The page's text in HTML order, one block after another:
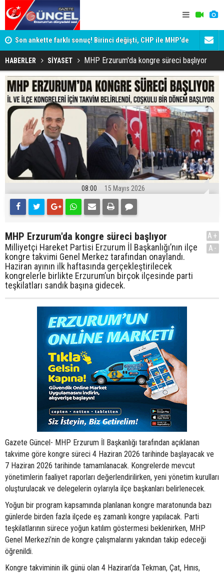
Son ankette farklı sonuç! Birinci değişti, CHP ile MHP'de
büyük kayıp
HABERLER SİYASET MHP Erzurum'da kongre süreci başlıyor
08:00 15 Mayıs 2026
MHP Erzurum'da kongre süreci başlıyor
Milliyetçi Hareket Partisi Erzurum İl Başkanlığı’nın ilçe
kongre takvimi Genel Merkez tarafından onaylandı.
Haziran ayının ilk haftasında gerçekleştirilecek
kongrelerle birlikte Erzurum’un birçok ilçesinde parti
teşkilatları sandık başına gidecek.
A+
A-
Gazete Güncel- MHP Erzurum İl Başkanlığı tarafından açıklanan
takvime göre kongre süreci 4 Haziran 2026 tarihinde başlayacak ve
7 Haziran 2026 tarihinde tamamlanacak. Kongrelerde mevcut
yönetimlerin faaliyet raporları değerlendirilirken, yeni yönetim kurulları
oluşturulacak ve delegelerin oylarıyla ilçe başkanları belirlenecek.
Yoğun bir program kapsamında planlanan kongre maratonunda bazı
günlerde birden fazla ilçede eş zamanlı kongre yapılacak. Parti
teşkilatlarının sürece yoğun katılım göstermesi beklenirken, MHP
Genel Merkezi’nin de kongre çalışmalarını yakından takip edeceği
öğrenildi.
Kongre takviminin ilk günü olan 4 Haziran’da Tekman, Çat, Hınıs,